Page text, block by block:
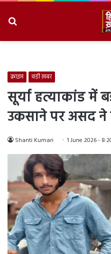
क्राइम बड़ी ख़बर
सूर्या हत्याकांड में
उकसाने पर असद ने
Shanti Kumari 1 June 2026 -